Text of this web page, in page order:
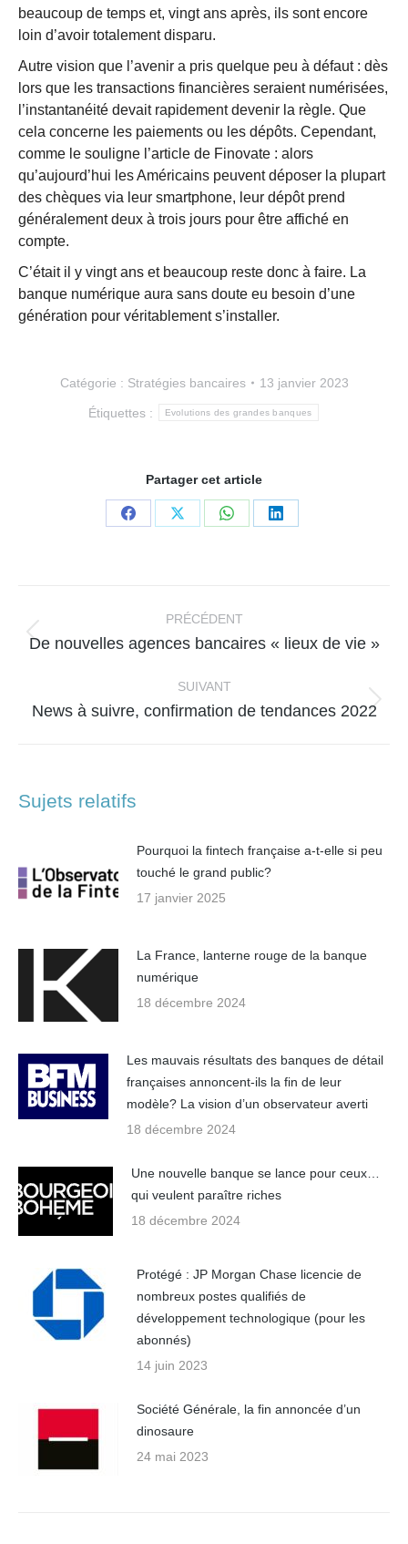
beaucoup de temps et, vingt ans après, ils sont encore
loin d’avoir totalement disparu.
Autre vision que l’avenir a pris quelque peu à défaut : dès
lors que les transactions financières seraient numérisées,
l’instantanéité devait rapidement devenir la règle. Que
cela concerne les paiements ou les dépôts. Cependant,
comme le souligne l’article de Finovate : alors
qu’aujourd’hui les Américains peuvent déposer la plupart
des chèques via leur smartphone, leur dépôt prend
généralement deux à trois jours pour être affiché en
compte.
C’était il y vingt ans et beaucoup reste donc à faire. La
banque numérique aura sans doute eu besoin d’une
génération pour véritablement s’installer.
Catégorie : Stratégies bancaires 13 janvier 2023
Étiquettes : Evolutions des grandes banques
Partager cet article
PartagerPartagerPartagerPartager
article
PRÉCÉDENT
Article
:
De nouvelles agences bancaires « lieux de vie »
SUIVANT
Article
News à suivre, confirmation de tendances 2022
Sujets relatifs
Pourquoi la fintech française a-t-elle si peu
touché le grand public?
17 janvier 2025
La France, lanterne rouge de la banque
numérique
18 décembre 2024
Les mauvais résultats des banques de détail
françaises annoncent-ils la fin de leur
modèle? La vision d’un observateur averti
18 décembre 2024
Une nouvelle banque se lance pour ceux…
qui veulent paraître riches
18 décembre 2024
Protégé : JP Morgan Chase licencie de
nombreux postes qualifiés de
développement technologique (pour les
abonnés)
14 juin 2023
Société Générale, la fin annoncée d’un
dinosaure
24 mai 2023